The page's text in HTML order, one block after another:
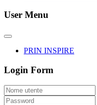
User Menu
PRIN INSPIRE
Login Form